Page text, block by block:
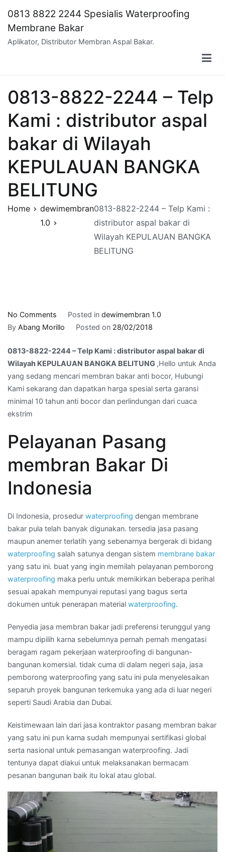
content
0813 8822 2244 Spesialis Waterproofing
Membrane Bakar
Aplikator, Distributor Membran Aspal Bakar.
0813-8822-2244 – Telp
Kami : distributor aspal
bakar di Wilayah
KEPULAUAN BANGKA
BELITUNG
Home
dewimembran
1.0
0813-8822-2244 – Telp Kami :
distributor aspal bakar di
Wilayah KEPULAUAN BANGKA
BELITUNG
No Comments
0813-
2244
–
Telp
Kami
:
bakar
Wilayah
BANGKA
Posted in dewimembran 1.0
By Abang Morillo Posted on 28/02/2018
0813-8822-2244 – Telp Kami : distributor aspal bakar di
Wilayah KEPULAUAN BANGKA BELITUNG ,Hello untuk Anda
yang sedang mencari membran bakar anti bocor, Hubungi
Kami sekarang dan dapatkan harga spesial serta garansi
minimal 10 tahun anti bocor dan perlindungan dari cuaca
ekstrim
Pelayanan Pasang
membran Bakar Di
Indonesia
Di Indonesia, prosedur waterproofing dengan membrane
bakar pula telah banyak digunakan. tersedia jasa pasang
maupun anemer terlatih yang sebenarnya bergerak di bidang
waterproofing salah satunya dengan sistem membrane bakar
yang satu ini. buat yang ingin memilah pelayanan pemborong
waterproofing maka perlu untuk memikirkan beberapa perihal
sesuai apakah mempunyai reputasi yang bagus serta
dokumen untuk penerapan material waterproofing.
Penyedia jasa membran bakar jadi preferensi terunggul yang
mampu dipilih karna sebelumnya pernah pernah mengatasi
beragam ragam pekerjaan waterproofing di bangunan-
bangunan komersial. tidak cuma di dalam negeri saja, jasa
pemborong waterproofing yang satu ini pula menyelesaikan
separuh proyek bangunan terkemuka yang ada di luar negeri
seperti Saudi Arabia dan Dubai.
Keistimewaan lain dari jasa kontraktor pasang membran bakar
yang satu ini pun karna sudah mempunyai sertifikasi global
serta nasional untuk pemasangan waterproofing. Jadi
tentunya dapat diakui untuk melaksanakan bermacam
pesanan bangunan baik itu lokal atau global.